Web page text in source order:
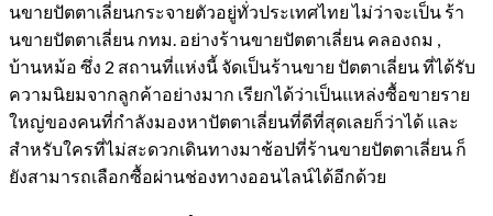
นขายปัตตาเลี่ยนกระจายตัวอยู่ทั่วประเทศไทย ไม่ว่าจะเป็น ร้า
นขายปัตตาเลี่ยน กทม. อย่างร้านขายปัตตาเลี่ยน คลองถม ,
บ้านหม้อ ซึ่ง 2 สถานที่แห่งนี้ จัดเป็นร้านขาย ปัตตาเลี่ยน ที่ได้รับ
ความนิยมจากลูกค้าอย่างมาก เรียกได้ว่าเป็นแหล่งซื้อขายราย
ใหญ่ของคนที่กำลังมองหาปัตตาเลี่ยนที่ดีที่สุดเลยก็ว่าได้ และ
สำหรับใครที่ไม่สะดวกเดินทางมาช้อปที่ร้านขายปัตตาเลี่ยน ก็
ยังสามารถเลือกซื้อผ่านช่องทางออนไลน์ได้อีกด้วย